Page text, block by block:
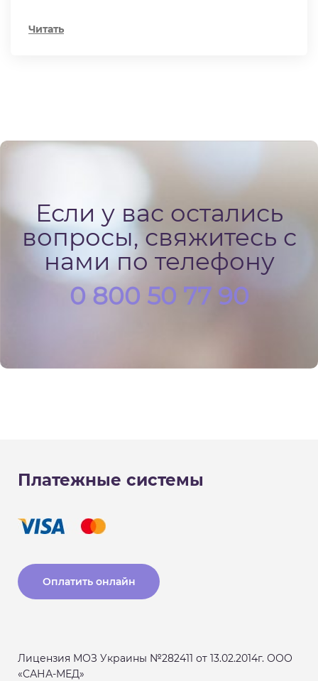
Читать
Если у вас остались
вопросы, свяжитесь с
нами по телефону
0 800 50 77 90
Платежные системы
Оплатить онлайн
Лицензия МОЗ Украины №282411 от 13.02.2014г. ООО
«САНА-МЕД»